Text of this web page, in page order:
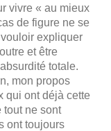
vivre « au mieux
de figure ne se
expliquer
et être
totale.
mon propos
qui ont déjà cette
tout ne sont
ont toujours